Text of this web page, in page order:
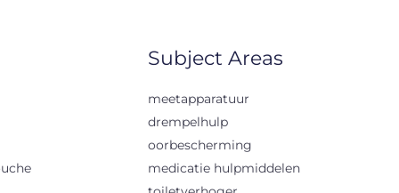
Subject Areas
meetapparatuur
drempelhulp
oorbescherming
medicatie hulpmiddelen